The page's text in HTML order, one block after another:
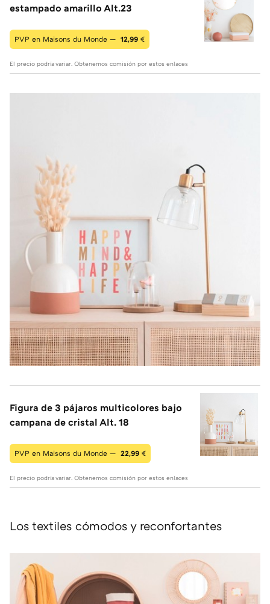
estampado amarillo Alt.23
PVP en Maisons du Monde — 12,99 €
El precio podría variar. Obtenemos comisión por estos enlaces
Figura de 3 pájaros multicolores bajo
campana de cristal Alt. 18
PVP en Maisons du Monde — 22,99 €
El precio podría variar. Obtenemos comisión por estos enlaces
Los textiles cómodos y reconfortantes